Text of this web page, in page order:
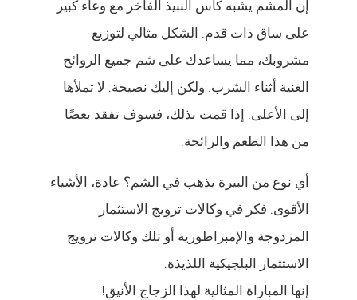
إن المشم يشبه كأس النبيذ الفاخر مع وعاء كبير
على ساق ذات قدم. الشكل مثالي لتوزيع
مشروبك، مما يساعدك على شم جميع الروائح
الغنية أثناء الشرب. ولكن إليك نصيحة: لا تملأها
إلى الأعلى. إذا قمت بذلك، فسوف تفقد بعضًا
من هذا الطعم والرائحة.
أي نوع من البيرة يذهب في الشم؟ عادة، الأشياء
الأقوى. فكر في وكالات ترويج الاستثمار
المزدوجة والإمبراطورية أو تلك وكالات ترويج
الاستثمار البلجيكية اللذيذة.
إنها المباراة المثالية لهذا الزجاج الأنيق!